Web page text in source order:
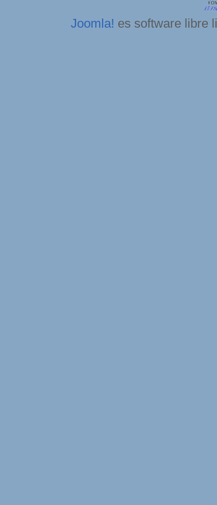
Joomla! es software libre